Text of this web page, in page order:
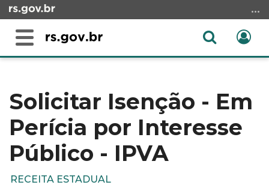
para
conteúdo
menu
para
busca
Alterna
Abrir
conteúdo
Solicitar Isenção - Em
Perícia por Interesse
Público - IPVA
RECEITA ESTADUAL